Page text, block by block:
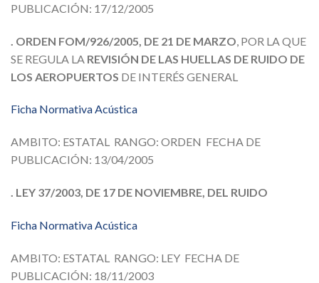
PUBLICACIÓN: 17/12/2005
. ORDEN FOM/926/2005, DE 21 DE MARZO , POR LA QUE
SE REGULA LA REVISIÓN DE LAS HUELLAS DE RUIDO DE
LOS AEROPUERTOS DE INTERÉS GENERAL
Ficha Normativa Acústica
AMBITO: ESTATAL RANGO: ORDEN FECHA DE
PUBLICACIÓN: 13/04/2005
. LEY 37/2003, DE 17 DE NOVIEMBRE, DEL RUIDO
Ficha Normativa Acústica
AMBITO: ESTATAL RANGO: LEY FECHA DE
PUBLICACIÓN: 18/11/2003